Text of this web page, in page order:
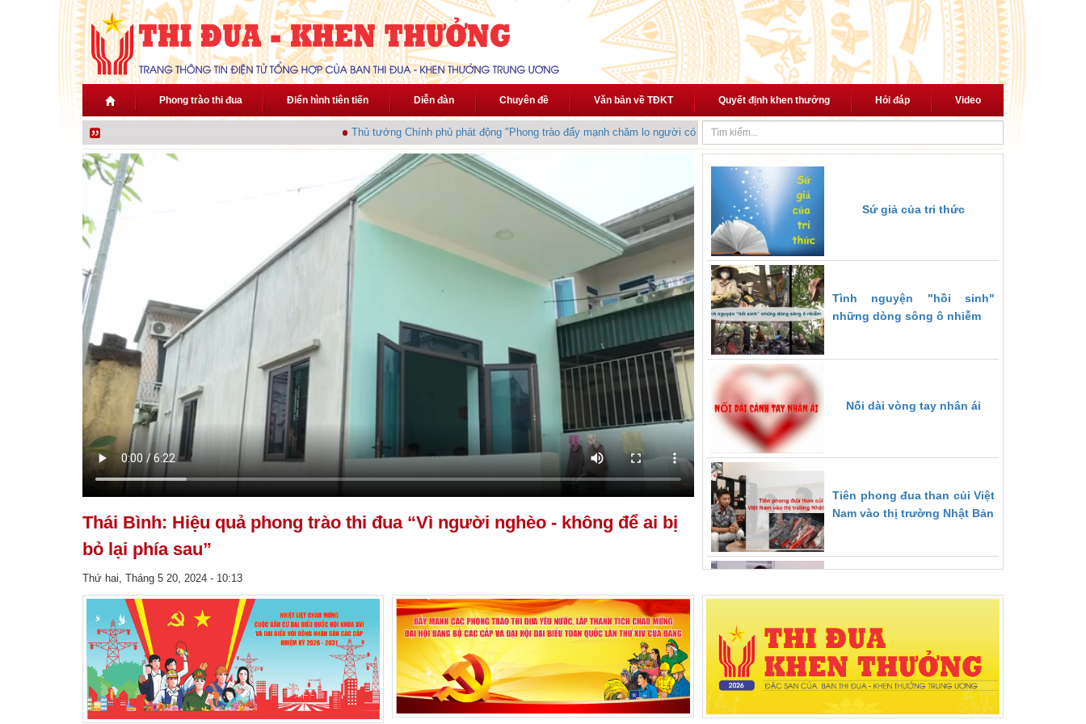
Nhảy đến nội dung
Phong trào thi đua Điển hình tiên tiến Diễn đàn Chuyên đề Văn bản về TĐKT Quyết định khen thưởng Hỏi đáp Video
Thủ tướng Chính phủ phát động "Phong trào đẩy mạnh chăm lo người có công với cách mạng"
Thái Bình: Hiệu quả phong trào thi đua “Vì người nghèo - không để ai bị
bỏ lại phía sau”
Thứ hai, Tháng 5 20, 2024 - 10:13
Sứ giả của tri thức
Tình nguyện "hồi sinh"
những dòng sông ô nhiễm
Nối dài vòng tay nhân ái
Tiên phong đua than củi Việt
Nam vào thị trường Nhật Bản
trình chuyển đổi số trong
Cựu Thanh niên xung phong